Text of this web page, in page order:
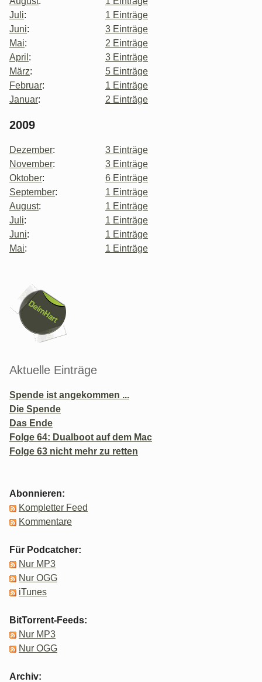
Juli:
1 Einträge
Juni:
3 Einträge
Mai:
2 Einträge
April :
3 Einträge
März:
5 Einträge
Februar:
1 Einträge
Januar: 2 Einträge
2009
Dezember:
3 Einträge
November:
3 Einträge
Oktober:
6 Einträge
September:
1 Einträge
August:
1 Einträge
Juli:
1 Einträge
Juni:
1 Einträge
Mai: 1 Einträge
Seitenleiste
Aktuelle Einträge
Spende ist angekommen ...
Die Spende
Das Ende
Folge 64: Dualboot auf dem Mac
Folge 63 nicht mehr zu retten
Abonnieren:
Kompletter Feed
Kommentare
Für Podcatcher:
Nur MP3
Nur OGG
iTunes
BitTorrent-Feeds:
Nur MP3
Nur OGG
Archiv: